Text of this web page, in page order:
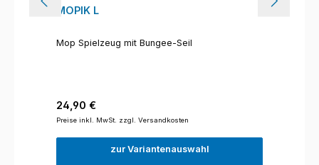
MOPIK L
Mop Spielzeug mit Bungee-Seil
Regulärer Preis:
24,90 €
Preise inkl. MwSt. zzgl. Versandkosten
zur Variantenauswahl